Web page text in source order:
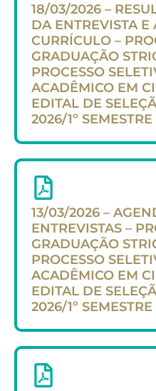
18/03/2026 –
DA ENTREVISTA E
CURRÍCULO –
GRADUAÇÃO
PROCESSO
ACADÊMICO EM
EDITAL DE
2026/1º
13/03/2026 –
ENTREVISTAS –
GRADUAÇÃO
PROCESSO
ACADÊMICO EM
EDITAL DE
2026/1º